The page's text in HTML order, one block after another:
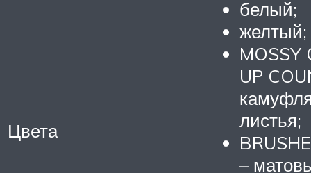
Цвета
белый;
желтый;
MOSSY
UP
листья;
–